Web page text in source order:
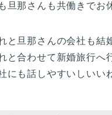
旦那さんも共働きでお
と旦那さんの会社も結
と合わせて新婚旅行へ
にも話しやすいしいい